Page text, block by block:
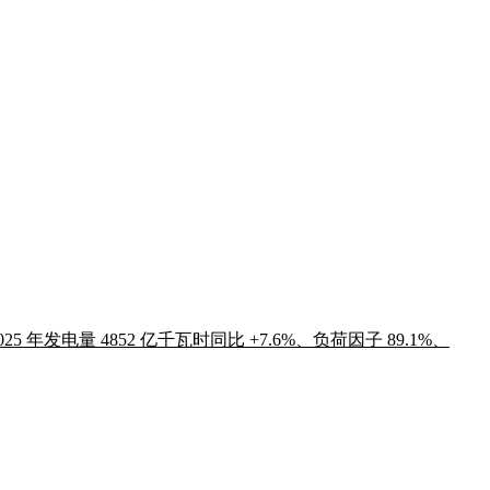
年发电量 4852 亿千瓦时同比 +7.6%、负荷因子 89.1%、